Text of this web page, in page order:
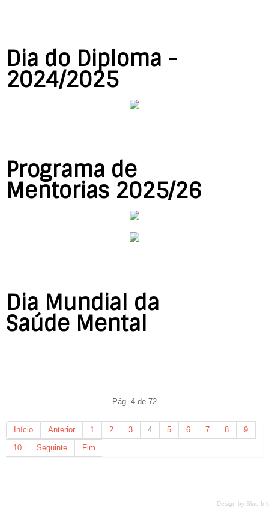
Design by Blue-Ink
Dia do Diploma -
2024/2025
Programa de
Mentorias 2025/26
Dia Mundial da
Saúde Mental
Pág. 4 de 72
Início Anterior 1 2 3 4 5 6 7 8
9
10
Seguinte Fim